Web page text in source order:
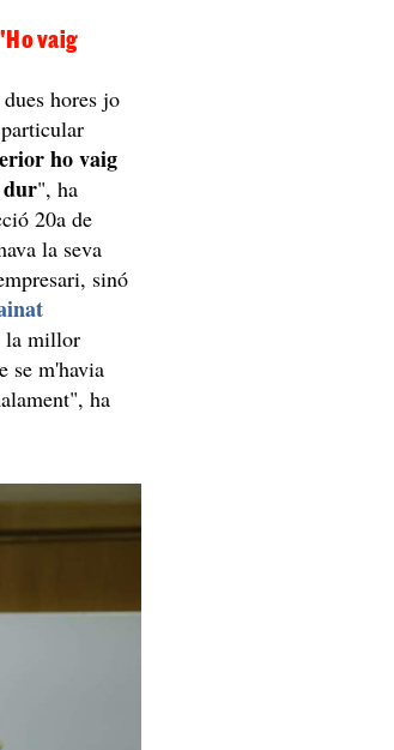
vaig
hores jo
ho vaig
dur", ha
20a de
la seva
sinó
la millor
se m'havia
ha